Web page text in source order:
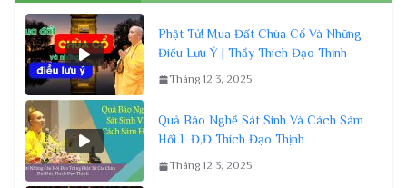
Phật Tử! Mua Đất Chùa Cổ Và Những
Điều Lưu Ý | Thầy Thích Đạo Thịnh
Tháng 12 3, 2025
Quả Báo Nghề Sát Sinh Và Cách Sám
Hối L Đ,Đ Thích Đạo Thịnh
Tháng 12 3, 2025